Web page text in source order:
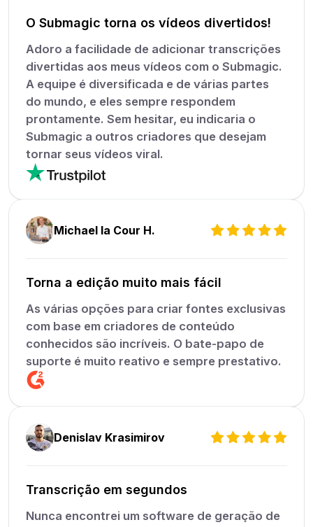
O Submagic torna os vídeos divertidos!
Adoro a facilidade de adicionar transcrições
divertidas aos meus vídeos com o Submagic.
A equipe é diversificada e de várias partes
do mundo, e eles sempre respondem
prontamente. Sem hesitar, eu indicaria o
Submagic a outros criadores que desejam
tornar seus vídeos viral.
Michael la Cour H.
Torna a edição muito mais fácil
As várias opções para criar fontes exclusivas
com base em criadores de conteúdo
conhecidos são incríveis. O bate-papo de
suporte é muito reativo e sempre prestativo.
Denislav Krasimirov
Transcrição em segundos
Nunca encontrei um software de geração de